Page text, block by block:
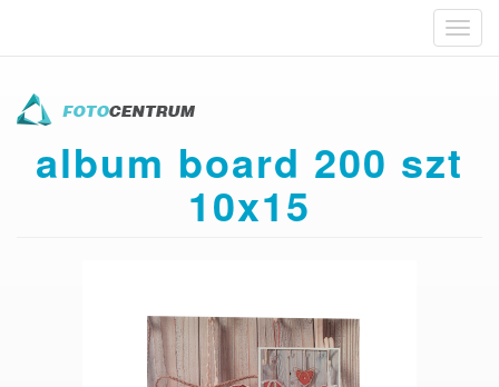
treści
album board 200 szt
10x15